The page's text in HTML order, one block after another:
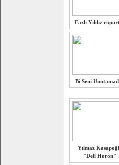
Fazlı Yıldız
Bi Seni
Yılmaz
"Deli Horon"